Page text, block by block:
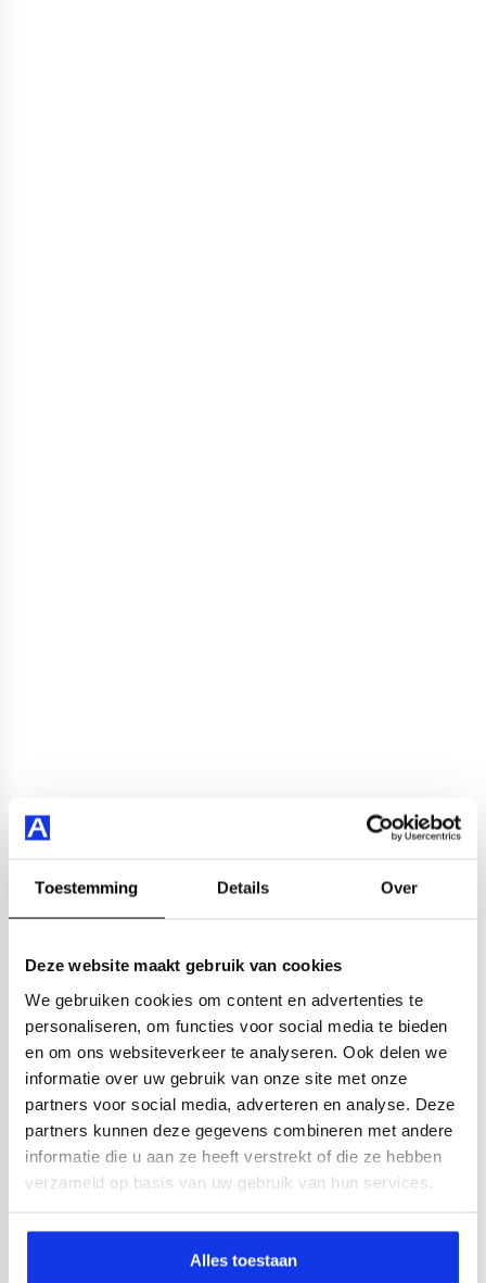
Toestemming Details Over
Deze website maakt gebruik van cookies
We gebruiken cookies om content en advertenties te
personaliseren, om functies voor social media te bieden
en om ons websiteverkeer te analyseren. Ook delen we
informatie over uw gebruik van onze site met onze
partners voor social media, adverteren en analyse. Deze
partners kunnen deze gegevens combineren met andere
informatie die u aan ze heeft verstrekt of die ze hebben
verzameld op basis van uw gebruik van hun services.
Alles toestaan